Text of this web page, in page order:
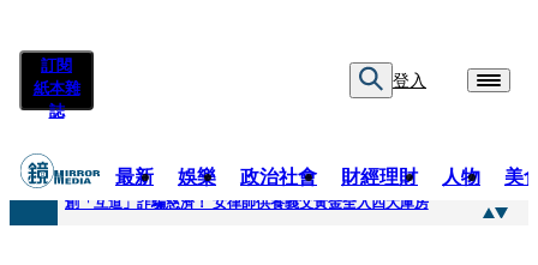
訂閱
紙本雜
誌
登入
最新 娛樂 政治社會 財經理財 人物 美
快訊
創「互道」詐騙慈濟！ 女律師供養義父黃金全入四大庫房